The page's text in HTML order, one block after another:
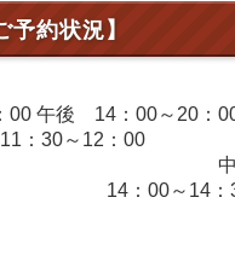
約状況】
：00 午後 14：00
30～12：00 18
9：
00～14：